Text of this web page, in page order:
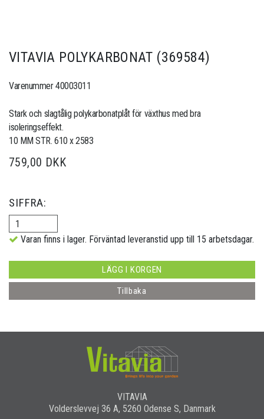
VITAVIA POLYKARBONAT (369584)
Varenummer 40003011
Stark och slagtålig polykarbonatplåt för växthus med bra
isoleringseffekt.
10 MM STR. 610 x 2583
759,00 DKK
SIFFRA:
Varan finns i lager. Förväntad leveranstid upp till 15 arbetsdagar.
LÄGG I KORGEN
Tillbaka
VITAVIA
Volderslevvej 36 A, 5260 Odense S, Danmark